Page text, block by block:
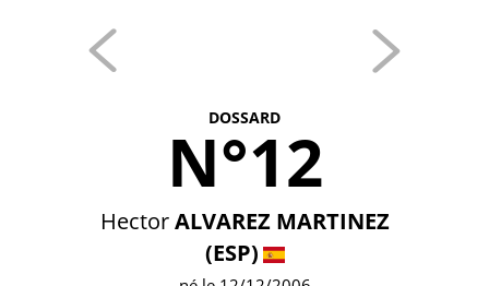
DOSSARD
N°12
Hector ALVAREZ MARTINEZ
(ESP)